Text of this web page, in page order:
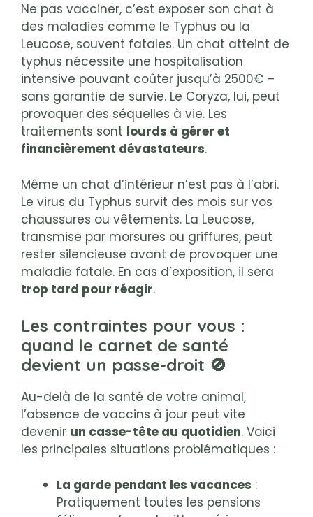
Ne pas vacciner, c’est exposer son chat à
des maladies comme le Typhus ou la
Leucose, souvent fatales. Un chat atteint de
typhus nécessite une hospitalisation
intensive pouvant coûter jusqu’à 2500€ –
sans garantie de survie. Le Coryza, lui, peut
provoquer des séquelles à vie. Les
traitements sont lourds à gérer et
financièrement dévastateurs.
Même un chat d’intérieur n’est pas à l’abri.
Le virus du Typhus survit des mois sur vos
chaussures ou vêtements. La Leucose,
transmise par morsures ou griffures, peut
rester silencieuse avant de provoquer une
maladie fatale. En cas d’exposition, il sera
trop tard pour réagir.
Les contraintes pour vous :
quand le carnet de santé
devient un passe-droit 🚫
Au-delà de la santé de votre animal,
l’absence de vaccins à jour peut vite
devenir un casse-tête au quotidien. Voici
les principales situations problématiques :
La garde pendant les vacances :
Pratiquement toutes les pensions